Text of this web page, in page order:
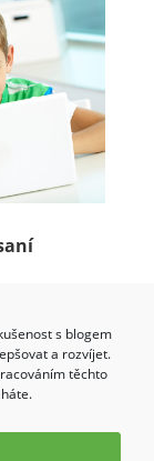
s blogem
a rozvíjet.
těchto
už
v